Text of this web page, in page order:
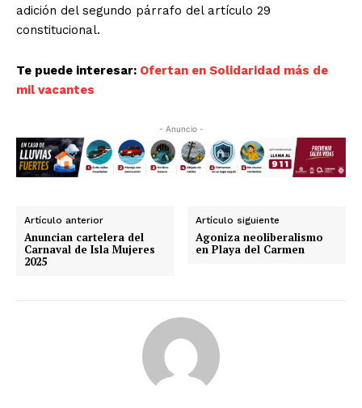
adición del segundo párrafo del artículo 29
constitucional.
Te puede interesar: Ofertan en Solidaridad más de
mil vacantes
- Anuncio -
Artículo anterior
Anuncian cartelera del
Carnaval de Isla Mujeres
2025
Artículo siguiente
Agoniza neoliberalismo
en Playa del Carmen